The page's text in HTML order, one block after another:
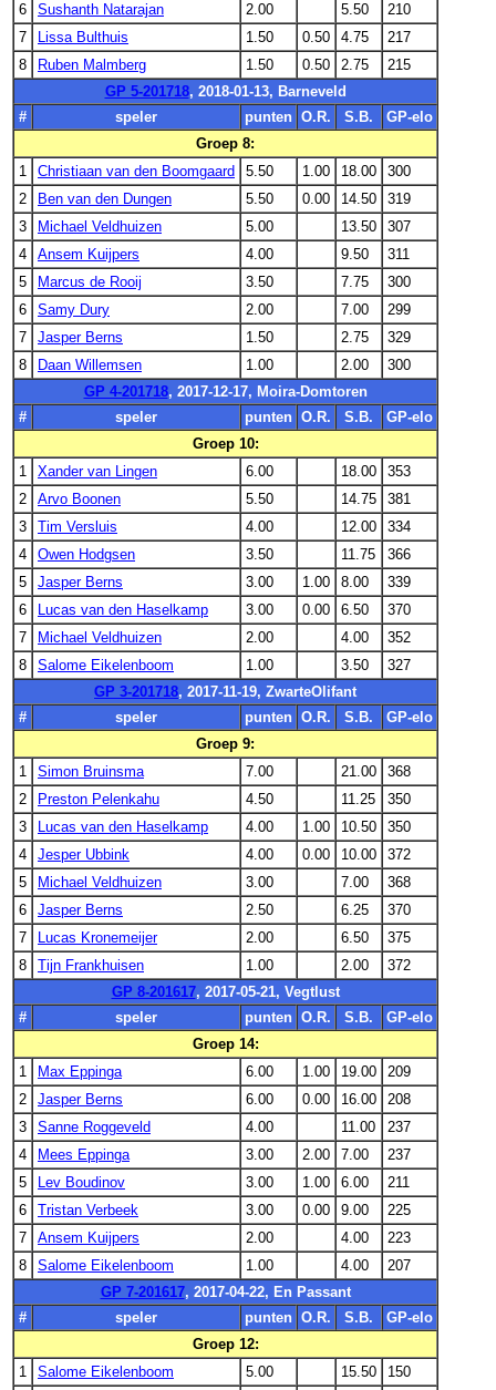
6
Sushanth Natarajan 2.00 5.50
210
7
Lissa Bulthuis 1.50 0.50 4.75
217
8
Ruben Malmberg 1.50 0.50 2.75
215
GP 5-201718, 2018-01-13, Barneveld
#
speler punten O.R. S.B.
GP-elo
Groep 8:
1
Christiaan van den Boomgaard 5.50 1.00 18.00
300
2
Ben van den Dungen 5.50 0.00 14.50
319
3
Michael Veldhuizen 5.00 13.50
307
4
Ansem Kuijpers 4.00 9.50
311
5
Marcus de Rooij 3.50 7.75
300
6
Samy Dury 2.00 7.00
299
7
Jasper Berns 1.50 2.75
329
8
Daan Willemsen 1.00 2.00
300
GP 4-201718, 2017-12-17, Moira-Domtoren
#
speler punten O.R. S.B.
GP-elo
Groep 10:
1
Xander van Lingen 6.00 18.00
353
2
Arvo Boonen 5.50 14.75
381
3
Tim Versluis 4.00 12.00
334
4
Owen Hodgsen 3.50 11.75
366
5
Jasper Berns 3.00 1.00 8.00
339
6
Lucas van den Haselkamp 3.00 0.00 6.50
370
7
Michael Veldhuizen 2.00 4.00
352
8
Salome Eikelenboom 1.00 3.50
327
GP 3-201718, 2017-11-19, ZwarteOlifant
#
speler punten O.R. S.B.
GP-elo
Groep 9:
1
Simon Bruinsma 7.00 21.00
368
2
Preston Pelenkahu 4.50 11.25
350
3
Lucas van den Haselkamp 4.00 1.00 10.50
350
4
Jesper Ubbink 4.00 0.00 10.00
372
5
Michael Veldhuizen 3.00 7.00
368
6
Jasper Berns 2.50 6.25
370
7
Lucas Kronemeijer 2.00 6.50
375
8
Tijn Frankhuisen 1.00 2.00
372
GP 8-201617, 2017-05-21, Vegtlust
#
speler punten O.R. S.B.
GP-elo
Groep 14:
1
Max Eppinga 6.00 1.00 19.00
209
2
Jasper Berns 6.00 0.00 16.00
208
3
Sanne Roggeveld 4.00 11.00
237
4
Mees Eppinga 3.00 2.00 7.00
237
5
Lev Boudinov 3.00 1.00 6.00
211
6
Tristan Verbeek 3.00 0.00 9.00
225
7
Ansem Kuijpers 2.00 4.00
223
8
Salome Eikelenboom 1.00 4.00
207
GP 7-201617, 2017-04-22, En Passant
#
speler punten O.R. S.B.
GP-elo
Groep 12:
1
Salome Eikelenboom 5.00 15.50
150